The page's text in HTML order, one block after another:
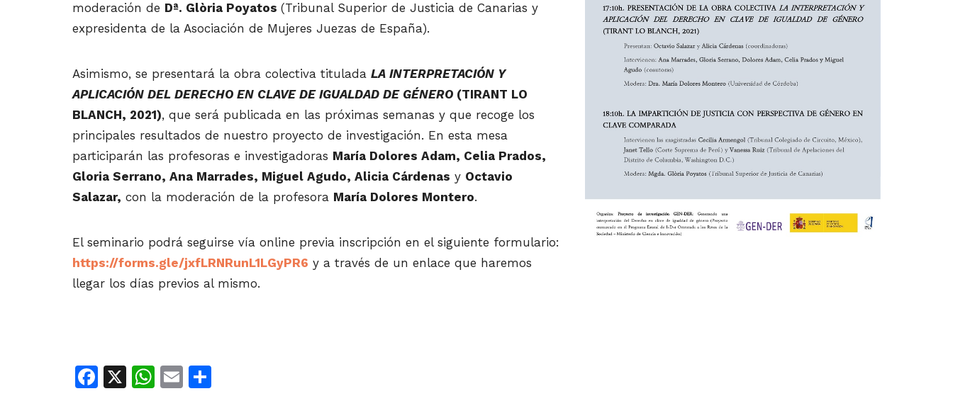
moderación de Dª. Glòria Poyatos (Tribunal Superior de Justicia de Canarias y
expresidenta de la Asociación de Mujeres Juezas de España).
Asimismo, se presentará la obra colectiva titulada LA INTERPRETACIÓN Y
APLICACIÓN DEL DERECHO EN CLAVE DE IGUALDAD DE GÉNERO (TIRANT LO
BLANCH, 2021), que será publicada en las próximas semanas y que recoge los
principales resultados de nuestro proyecto de investigación. En esta mesa
participarán las profesoras e investigadoras María Dolores Adam, Celia Prados,
Gloria Serrano, Ana Marrades, Miguel Agudo, Alicia Cárdenas y Octavio
Salazar, con la moderación de la profesora María Dolores Montero.
El seminario podrá seguirse vía online previa inscripción en el siguiente formulario:
https://forms.gle/jxfLRNRunL1LGyPR6 y a través de un enlace que haremos
llegar los días previos al mismo.
Facebook
X WhatsApp
Email